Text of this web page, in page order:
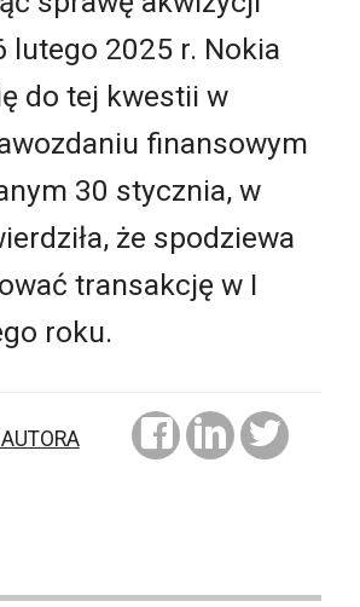
lutego 2025 r. Nokia
do tej kwestii w
finansowym
30 stycznia, w
że ​​spodziewa
transakcję w I
roku.